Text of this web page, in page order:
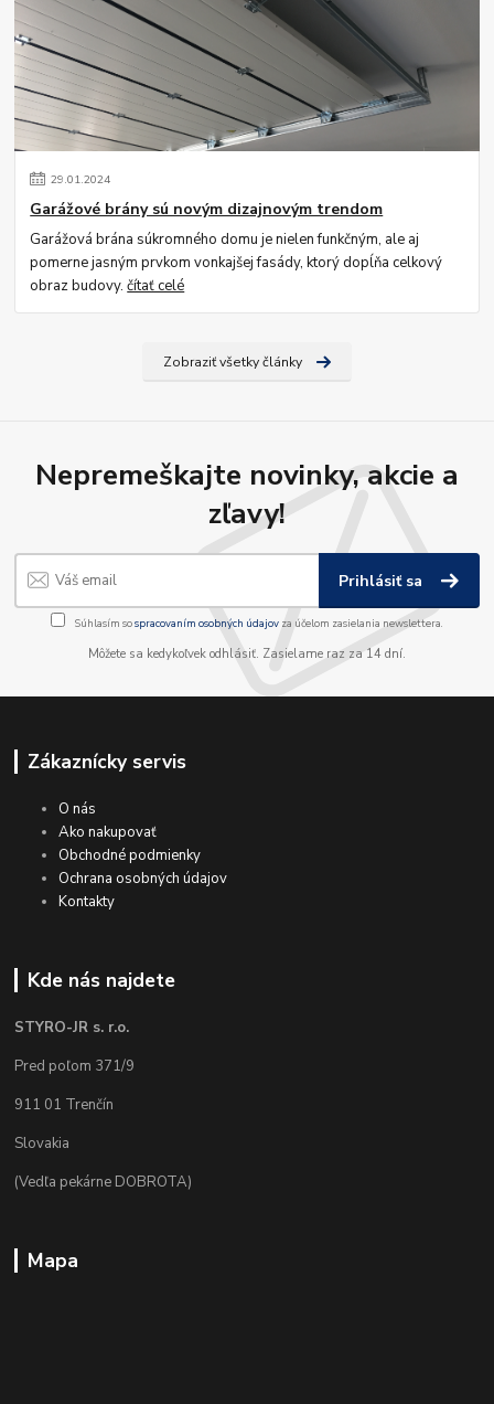
29.01.2024
Garážové brány sú novým dizajnovým trendom
Garážová brána súkromného domu je nielen funkčným, ale aj
pomerne jasným prvkom vonkajšej fasády, ktorý dopĺňa celkový
obraz budovy.čítať celé
Zobraziť všetky články
Nepremeškajte novinky, akcie a
zľavy!
Prihlásiť sa
Súhlasím sospracovaním osobných údajov za účelom zasielania newslettera.
Môžete sa kedykoľvek odhlásiť. Zasielame raz za 14 dní.
Zákaznícky servis
O nás
Ako nakupovať
Obchodné podmienky
Ochrana osobných údajov
Kontakty
Kde nás najdete
STYRO-JR s. r.o.
Pred poľom 371/9
911 01 Trenčín
Slovakia
(Vedľa pekárne DOBROTA)
Mapa